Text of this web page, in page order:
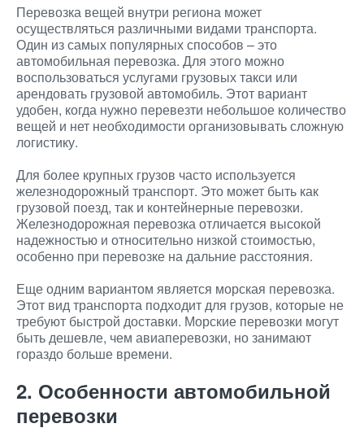
Перевозка вещей внутри региона может
осуществляться различными видами транспорта.
Один из самых популярных способов – это
автомобильная перевозка. Для этого можно
воспользоваться услугами грузовых такси или
арендовать грузовой автомобиль. Этот вариант
удобен, когда нужно перевезти небольшое количество
вещей и нет необходимости организовывать сложную
логистику.
Для более крупных грузов часто используется
железнодорожный транспорт. Это может быть как
грузовой поезд, так и контейнерные перевозки.
Железнодорожная перевозка отличается высокой
надежностью и относительно низкой стоимостью,
особенно при перевозке на дальние расстояния.
Еще одним вариантом является морская перевозка.
Этот вид транспорта подходит для грузов, которые не
требуют быстрой доставки. Морские перевозки могут
быть дешевле, чем авиаперевозки, но занимают
гораздо больше времени.
2. Особенности автомобильной
перевозки